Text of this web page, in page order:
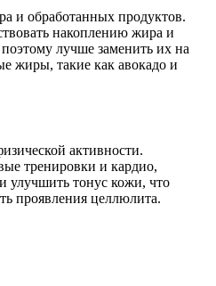
и обработанных продуктов.
накоплению жира и
лучше заменить их на
жиры, такие как авокадо и
активности.
тренировки и кардио,
тонус кожи, что
проявления целлюлита.